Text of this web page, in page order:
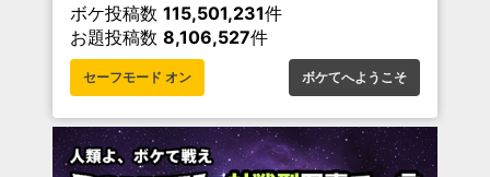
ボケ投稿数 115,501,231件
お題投稿数 8,106,527件
セーフモード オン ボケてへようこそ